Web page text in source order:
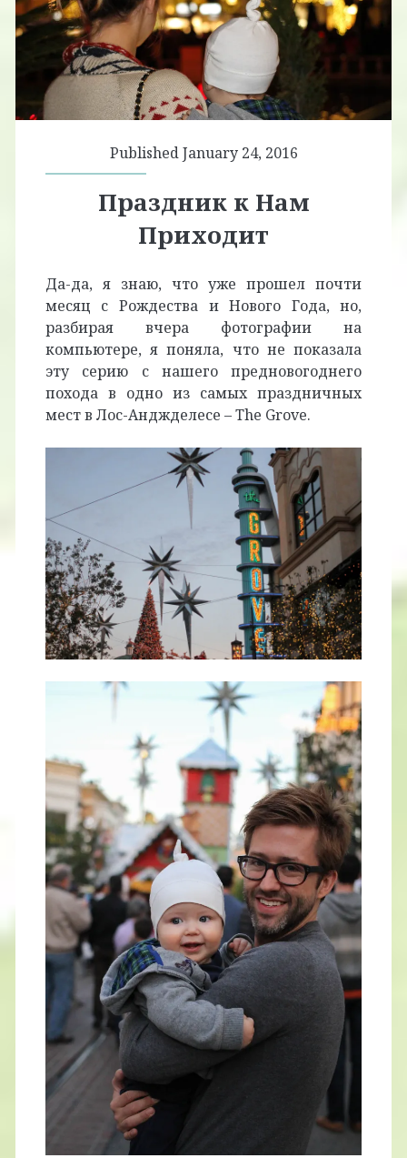
Published January 24, 2016
Праздник к Нам
Приходит
Да-да, я знаю, что уже прошел почти
месяц с Рождества и Нового Года, но,
разбирая вчера фотографии на
компьютере, я поняла, что не показала
эту серию с нашего предновогоднего
похода в одно из самых праздничных
мест в Лос-Анджделесе – The Grove.